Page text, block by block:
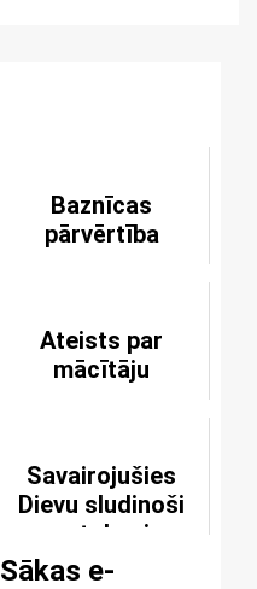
Baznīcas
pārvērtība
Ateists par
mācītāju
Savairojušies
Dievu sludinoši
autobusi
Sākas e-